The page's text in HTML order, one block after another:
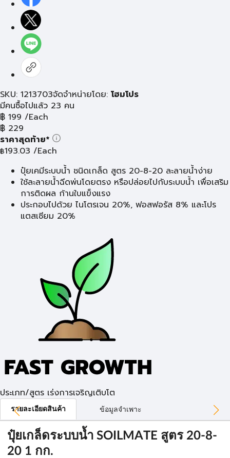
SKU: 1213703จัดจำหน่ายโดย: โฮมโปร
มีคนซื้อไปแล้ว 23 คน
฿ 199 /Each
฿ 229
ราคาสุดท้าย*
฿193.03 /Each
ปุ๋ยเคมีระบบน้ำ ชนิดเกล็ด สูตร 20-8-20 ละลายน้ำง่าย
ใช้ละลายน้ำฉีดพ่นโดยตรง หรือปล่อยไปกับระบบน้ำ เพื่อเสริม
การติดผล ก้านใบแข็งแรง
ประกอบไปด้วย ไนโตรเจน 20%, ฟอสฟอรัส 8% และโปร
แตสเซียม 20%
ประเภท/สูตร เร่งการเจริญเติบโต
รายละเอียดสินค้า ข้อมูลจำเพาะ
ปุ๋ยเกล็ดระบบน้ำ SOILMATE สูตร 20-8-
20 1 กก.